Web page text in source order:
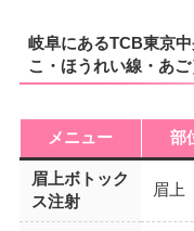
岐阜にあるTCB東京
こ・ほうれい線・あ
メニュー 部
眉上ボトック
ス注射
眉上